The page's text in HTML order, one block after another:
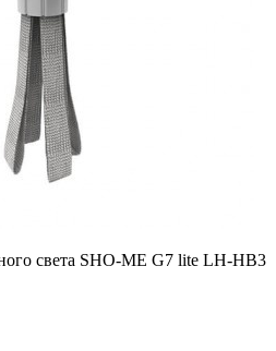
света SHO-ME G7 lite LH-HB3